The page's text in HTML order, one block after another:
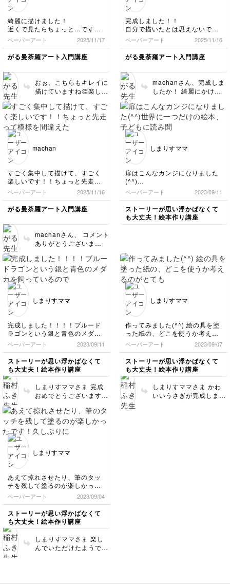
綺麗に描けました！
近くで見たらちょっと…です
が。
楽しすぎるので、次の講座も描
いてみたいと思います^_^
ペーパーアート 2025/11/17
がる曼荼羅アート入門講座
おぉ、こちらもキレイに
描けていますね👏楽しん
す！！！ ぷるるん石の
光入れも美しい🤩✨
完成しました！！
自分で描いたとは思えないで
す！笑
線と点だけてこんな素敵なアー
トになるなんて！と一人感動し
ています。次も楽しみです^_^
ペーパーアート 2025/11/16
がる曼荼羅アート入門講座
machanさん、完成しま
したか！ 綺麗にかけて
目左上のとんがった花び
らと花びらの間ですが、
線が引かれていない箇所
い！) ぜひ次も、描く時
ら嬉しいです🥳
machan
すごく集中して描けて、すごく
楽しいです！！ちょっと先走っ
て模様を間違えたりしました
が、それでもいいかな、と思え
ちゃうくらい綺麗に見えます
(*^^*)
ペーパーアート 2025/11/16
がる曼荼羅アート入門講座
machanさん、 コメント
ありがとうございま
けてとても嬉しいです☺️
間違えたところも味✨ 自
分時間を楽しめれば良し
しまりすママ
扉はこんなカンジになりました
(^^)
世界に一つだけの絵本、子ども
に読み聞かせたらとても喜んで
くれました！
ペーパーアート 2023/09/11
ストーリーが思い浮かばなくて
も大丈夫！絵本作り講座
しまりすママ
完成しました！！！！ブルード
ラゴンという銀と青色のメダカ
を飼っているので、主人公にし
てみました(^ ^) ページ数によっ
て、絵本の厚みが変わるので、
それに対応したカバーの付け方
を教えていただけたのが、とて
も分かりやすかったです。あり
がとうございました(^^)
ペーパーアート 2023/09/11
ストーリーが思い浮かばなくて
も大丈夫！絵本作り講座
しまりすママさま 完成
おめでとうございます👏
たしました！👀 穴あけ
やコラージュなどをうま
く使って素敵に水の中を
たのとこと、こちらまで
身近にいるペットが出て
くる物語に触れられると
いうのはとても貴重な経
験になるのではないかな
と思います🐟✨ この度
は素敵なマイレポありが
とうございました😊📚
しまりすママ
作ってみました(^^) 絵の具を塗
った紙の、どこを使うか考える
のがとても楽しかったです！
ペーパーアート 2023/09/07
ストーリーが思い浮かばなくて
も大丈夫！絵本作り講座
しまりすママさま かわ
いいうさぎが完成しまし
しまりすママ
あえて掠れさせたり、筆のタッ
チを残して塗るのが楽しかった
です！久しぶりに筆と絵の具を
使って、夢中で制作できまし
た！ありがとうございました
(^^)
ペーパーアート 2023/09/04
ストーリーが思い浮かばなくて
も大丈夫！絵本作り講座
しまりすママさま 楽し
んでいただけたようで嬉
た時に唯一無二のあじに